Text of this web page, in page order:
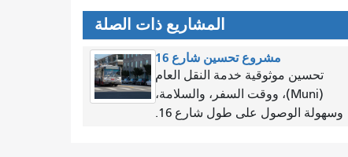
المشاريع ذات الصلة
مشروع تحسين شارع 16
تحسين موثوقية خدمة النقل العام
(Muni)، ووقت السفر، والسلامة،
وسهولة الوصول على طول شارع 16.